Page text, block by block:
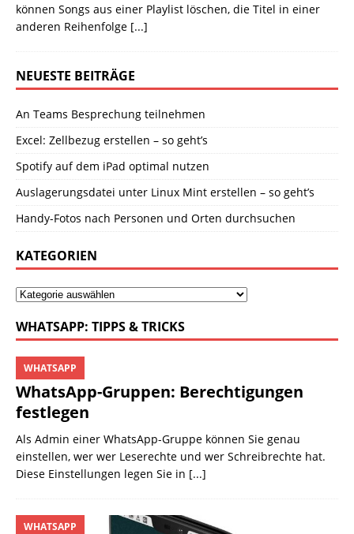
können Songs aus einer Playlist löschen, die Titel in einer
anderen Reihenfolge [...]
NEUESTE BEITRÄGE
An Teams Besprechung teilnehmen
Excel: Zellbezug erstellen – so geht’s
Spotify auf dem iPad optimal nutzen
Auslagerungsdatei unter Linux Mint erstellen – so geht’s
Handy-Fotos nach Personen und Orten durchsuchen
KATEGORIEN
WHATSAPP: TIPPS & TRICKS
WhatsApp-Gruppen: Berechtigungen
festlegen
WHATSAPP
Als Admin einer WhatsApp-Gruppe können Sie genau
einstellen, wer wer Leserechte und wer Schreibrechte hat.
Diese Einstellungen legen Sie in [...]
WHATSAPP